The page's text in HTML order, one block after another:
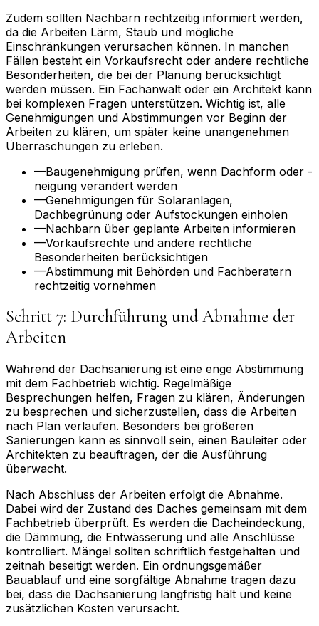
Zudem sollten Nachbarn rechtzeitig informiert werden,
da die Arbeiten Lärm, Staub und mögliche
Einschränkungen verursachen können. In manchen
Fällen besteht ein Vorkaufsrecht oder andere rechtliche
Besonderheiten, die bei der Planung berücksichtigt
werden müssen. Ein Fachanwalt oder ein Architekt kann
bei komplexen Fragen unterstützen. Wichtig ist, alle
Genehmigungen und Abstimmungen vor Beginn der
Arbeiten zu klären, um später keine unangenehmen
Überraschungen zu erleben.
—Baugenehmigung prüfen, wenn Dachform oder -
neigung verändert werden
—Genehmigungen für Solaranlagen,
Dachbegrünung oder Aufstockungen einholen
—Nachbarn über geplante Arbeiten informieren
—Vorkaufsrechte und andere rechtliche
Besonderheiten berücksichtigen
—Abstimmung mit Behörden und Fachberatern
rechtzeitig vornehmen
Schritt 7: Durchführung und Abnahme der
Arbeiten
Während der Dachsanierung ist eine enge Abstimmung
mit dem Fachbetrieb wichtig. Regelmäßige
Besprechungen helfen, Fragen zu klären, Änderungen
zu besprechen und sicherzustellen, dass die Arbeiten
nach Plan verlaufen. Besonders bei größeren
Sanierungen kann es sinnvoll sein, einen Bauleiter oder
Architekten zu beauftragen, der die Ausführung
überwacht.
Nach Abschluss der Arbeiten erfolgt die Abnahme.
Dabei wird der Zustand des Daches gemeinsam mit dem
Fachbetrieb überprüft. Es werden die Dacheindeckung,
die Dämmung, die Entwässerung und alle Anschlüsse
kontrolliert. Mängel sollten schriftlich festgehalten und
zeitnah beseitigt werden. Ein ordnungsgemäßer
Bauablauf und eine sorgfältige Abnahme tragen dazu
bei, dass die Dachsanierung langfristig hält und keine
zusätzlichen Kosten verursacht.